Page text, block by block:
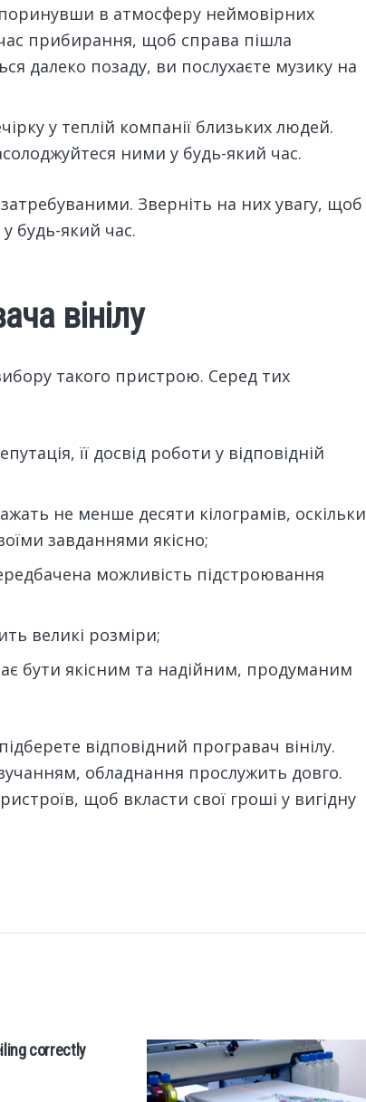
поринувши в атмосферу неймовірних
прибирання, щоб справа пішла
далеко позаду, ви послухаєте музику на
у теплій компанії близьких людей.
ними у будь-який час.
Зверніть на них увагу, щоб
будь-який час.
вінілу
такого пристрою. Серед тих
її досвід роботи у відповідній
не менше десяти кілограмів, оскільки
завданнями якісно;
можливість підстроювання
великі розміри;
бути якісним та надійним, продуманим
відповідний програвач вінілу.
обладнання прослужить довго.
щоб вкласти свої гроші у вигідну
correctly